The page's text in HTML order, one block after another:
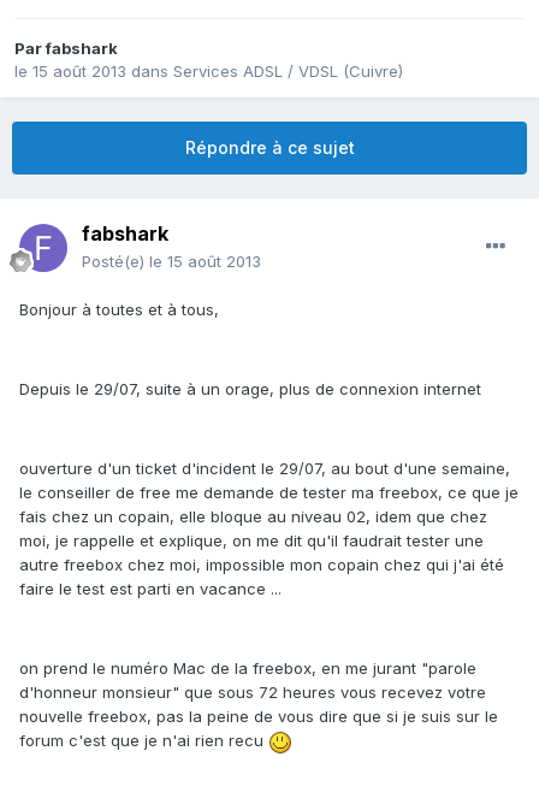
Parfabshark
le 15 août 2013 dans Services ADSL / VDSL (Cuivre)
Répondre à ce sujet
fabshark
Posté(e) le 15 août 2013
Bonjour à toutes et à tous,
Depuis le 29/07, suite à un orage, plus de connexion internet
ouverture d'un ticket d'incident le 29/07, au bout d'une semaine,
le conseiller de free me demande de tester ma freebox, ce que je
fais chez un copain, elle bloque au niveau 02, idem que chez
moi, je rappelle et explique, on me dit qu'il faudrait tester une
autre freebox chez moi, impossible mon copain chez qui j'ai été
faire le test est parti en vacance ...
on prend le numéro Mac de la freebox, en me jurant "parole
d'honneur monsieur" que sous 72 heures vous recevez votre
nouvelle freebox, pas la peine de vous dire que si je suis sur le
forum c'est que je n'ai rien recu